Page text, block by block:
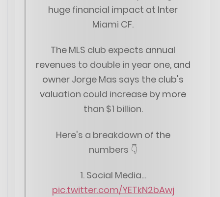
huge financial impact at Inter
Miami CF.
The MLS club expects annual
revenues to double in year one, and
owner Jorge Mas says the club's
valuation could increase by more
than $1 billion.
Here's a breakdown of the
numbers 👇
1. Social Media…
pic.twitter.com/YETkN2bAwj